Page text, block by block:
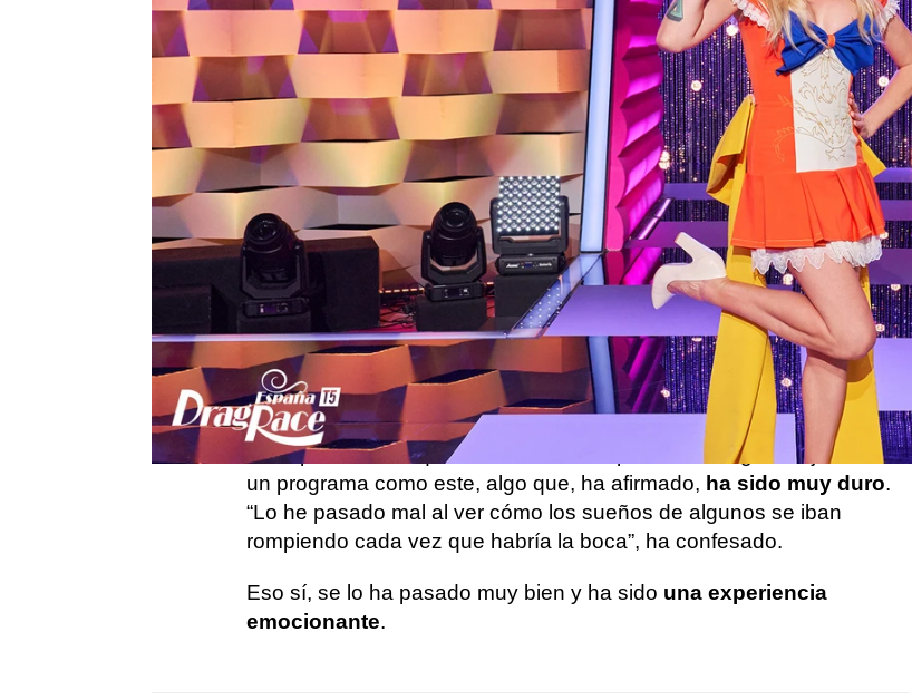
Sara Ruiz
Publicado:14 de noviembre de 2025, 16:29 WhatsappFacebook
X
Abril Zamora ha sido la jueza invitada especial del séptimo
programa de Drag Race España y hemos hablado con ella para que
nos cuente qué es lo que más le gusta del programa.
La actriz ha asegurado que es cómo muestra que ser drag es mucho
más que la comicidad.
“Es talento, arte y cultura” , ha dicho.
Es la primera vez que Abril Zamora se pone en el lugar del jurado en
un programa como este, algo que, ha afirmado, ha sido muy duro.
“Lo he pasado mal al ver cómo los sueños de algunos se iban
rompiendo cada vez que habría la boca”, ha confesado.
Eso sí, se lo ha pasado muy bien y ha sido una experiencia
emocionante.